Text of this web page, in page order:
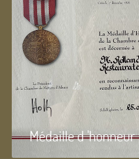
Médaille d 'honneur